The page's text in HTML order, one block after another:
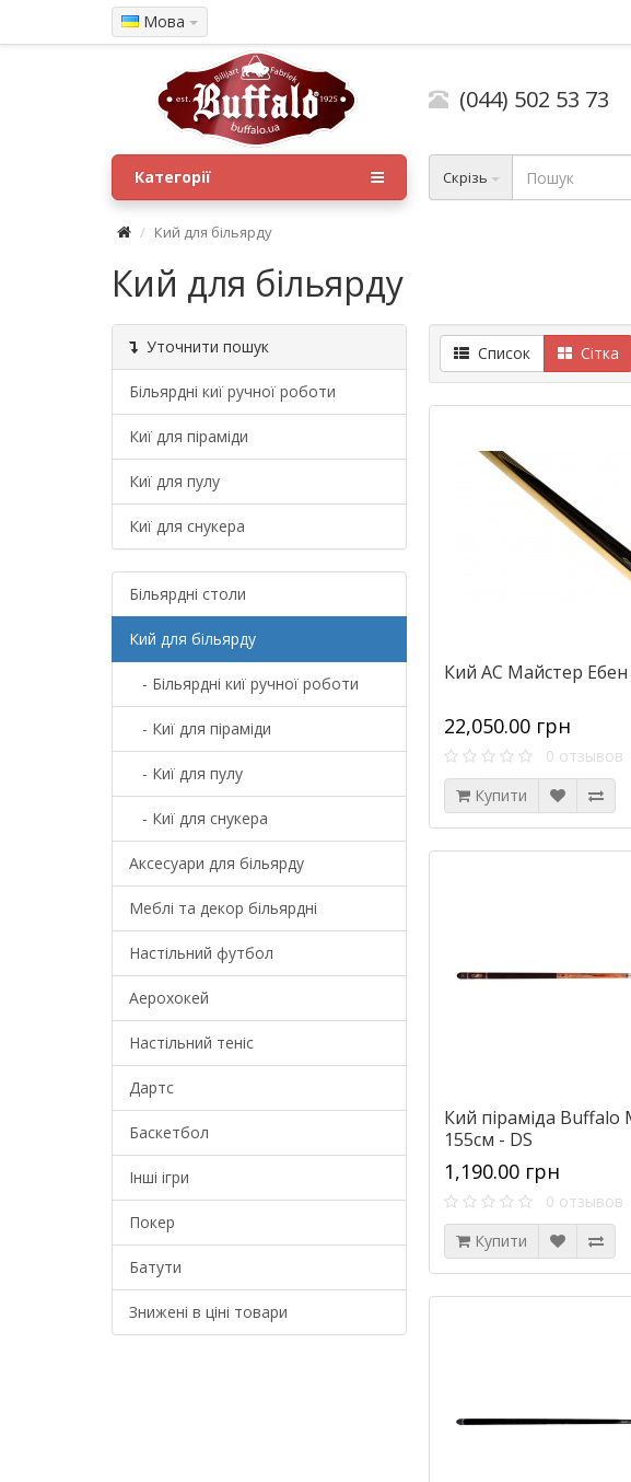
Мова
(044) 502 53 73
Скрізь
Категорії
Кий для більярду
Кий для більярду
Уточнити пошук
Більярдні киї ручної роботи
Киї для піраміди
Киї для пулу
Киї для снукера
Більярдні столи
Кий для більярду
- Більярдні киї ручної роботи
- Киї для піраміди
- Киї для пулу
- Киї для снукера
Аксесуари для більярду
Меблі та декор більярдні
Настільний футбол
Аерохокей
Настільний теніс
Дартс
Баскетбол
Інші ігри
Покер
Батути
Знижені в ціні товари
Список Сітка
Кий АС Майстер
22,050.00 грн
0 отзывов
Купити
Кий піраміда Buffalo
155см - DS
1,190.00 грн
0 отзывов
Купити